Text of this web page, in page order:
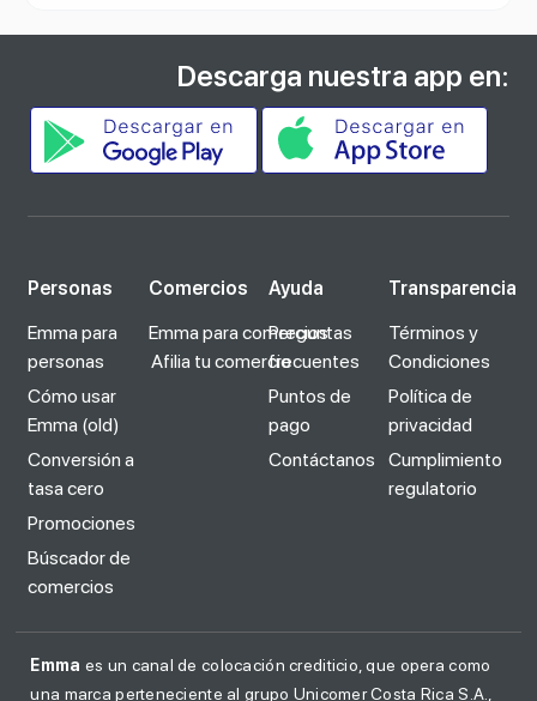
Descarga nuestra app en:
Personas
Emma para
personas
Cómo usar
Emma (old)
Conversión a
tasa cero
Promociones
Búscador de
comercios
Comercios
Emma para comercios
Afilia tu comercio
Ayuda
Preguntas
frecuentes
Puntos de
pago
Contáctanos
Transparencia
Términos y
Condiciones
Política de
privacidad
Cumplimiento
regulatorio
Emma es un canal de colocación crediticio, que opera como
una marca perteneciente al grupo Unicomer Costa Rica S.A.,